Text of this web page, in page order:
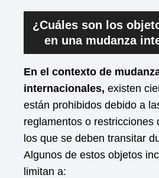
¿Cuáles son los
en una mudanza
En el contexto de
internacionales, existen
están prohibidos debido a
reglamentos o restricciones
los que se deben transitar
Algunos de estos objetos
limitan a: